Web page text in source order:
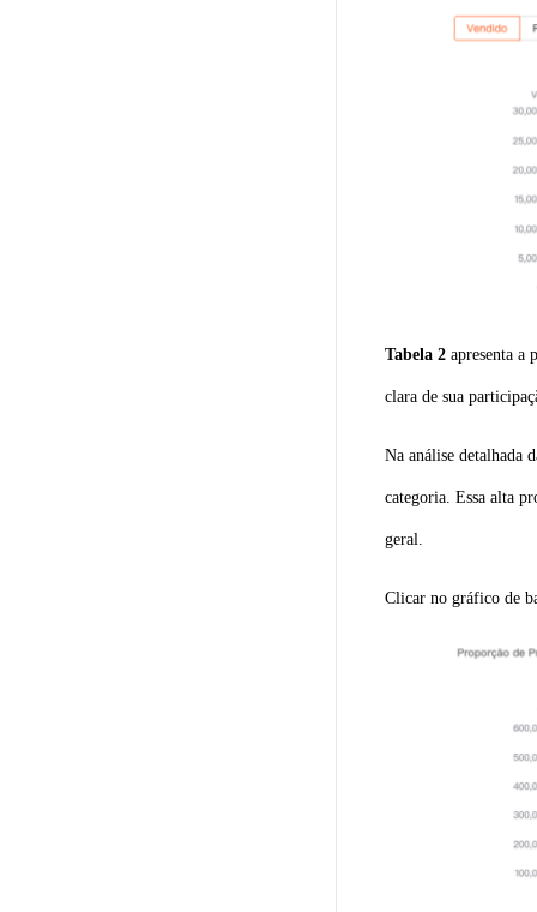
Tabela 2 apresenta a
clara de sua
Na análise detalhada
categoria. Essa alta
geral.
Clicar no gráfico de